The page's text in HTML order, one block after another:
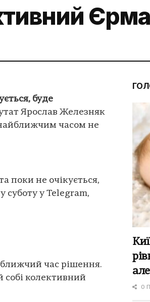
буде
Ярослав Железняк
часом не
поки не очікується,
суботу у Telegram,
час рішення.
колективний
0